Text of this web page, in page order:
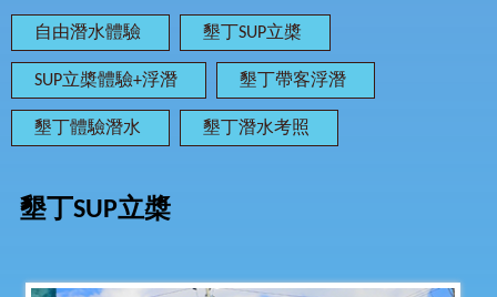
自由潛水體驗 墾丁SUP立槳
SUP立槳體驗+浮潛 墾丁帶客浮潛
墾丁體驗潛水 墾丁潛水考照
墾丁SUP立槳